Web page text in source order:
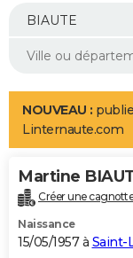
Mobiles
Meilleur smartphone
Internet
Ordinateurs
Jeux vidéo
Guide high-tech
Aménagement intérieur
LIFESTYLE
Art de vivre
Bien-être
Loisirs
Mode
Modes de vie
Alimentation
Guide de la santé
Maladies
Médicaments
Sommeil
VOYAGE
Destinations
City break
Voyage nature
Voyage de noces
Forum
Climat
+PHOTO
GUIDES D'ACHAT
NOUVEAU :
Linternaute.com
Martine
Créer une
Naissance
15/05/1957 à Saint-